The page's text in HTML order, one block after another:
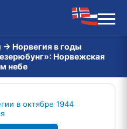
→ Норвегия в годы
Норвежская
небе
в октябре 1944